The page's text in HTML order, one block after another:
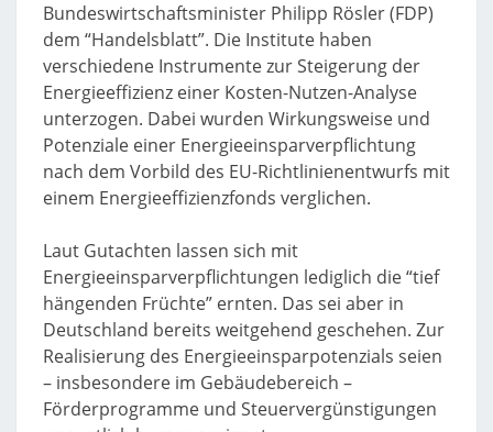
Bundeswirtschaftsminister Philipp Rösler (FDP)
dem “Handelsblatt”. Die Institute haben
verschiedene Instrumente zur Steigerung der
Energieeffizienz einer Kosten-Nutzen-Analyse
unterzogen. Dabei wurden Wirkungsweise und
Potenziale einer Energieeinsparverpflichtung
nach dem Vorbild des EU-Richtlinienentwurfs mit
einem Energieeffizienzfonds verglichen.
Laut Gutachten lassen sich mit
Energieeinsparverpflichtungen lediglich die “tief
hängenden Früchte” ernten. Das sei aber in
Deutschland bereits weitgehend geschehen. Zur
Realisierung des Energieeinsparpotenzials seien
– insbesondere im Gebäudebereich –
Förderprogramme und Steuervergünstigungen